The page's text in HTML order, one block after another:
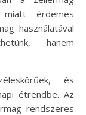
érdemes
használatával
hanem
és
étrendbe. Az
rendszeres